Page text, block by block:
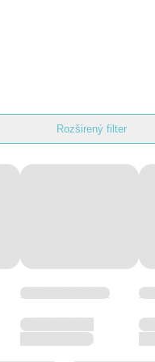
Rozširený filter
Wellness hotel hotel
Wellness hotel
Wellness hotel